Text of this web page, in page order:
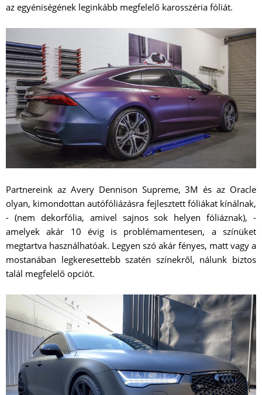
az egyéniségének leginkább megfelelő karosszéria fóliát.
Partnereink az Avery Dennison Supreme, 3M és az Oracle
olyan, kimondottan autófóliázásra fejlesztett fóliákat kínálnak,
- (nem dekorfólia, amivel sajnos sok helyen fóliáznak), -
amelyek akár 10 évig is problémamentesen, a színüket
megtartva használhatóak. Legyen szó akár fényes, matt vagy a
mostanában legkeresettebb szatén színekről, nálunk biztos
talál megfelelő opciót.